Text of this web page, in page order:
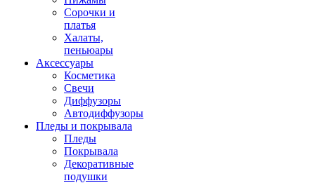
Сорочки и
платья
Халаты,
пеньюары
Аксессуары
Косметика
Свечи
Диффузоры
Автодиффузоры
Пледы и покрывала
Пледы
Покрывала
Декоративные
подушки